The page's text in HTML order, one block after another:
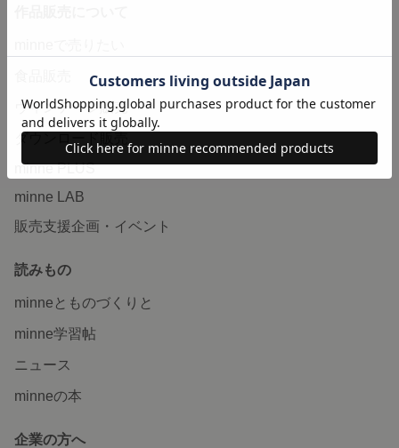
ヴィンテージ販売
ダウンロード販売
minne PLUS
minne LAB
販売支援企画・イベント
読みもの
minneとものづくりと
minne学習帖
ニュース
minneの本
企業の方へ